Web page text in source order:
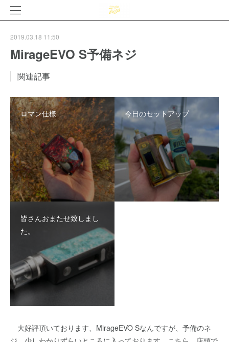
2019.03.18 11:50
MirageEVO S予備ネジ
関連記事
ロマン仕様 今日のセットアップ
皆さんおまたせ致しまし
た。
大好評頂いております、MirageEVO Sなんですが、予備のネ